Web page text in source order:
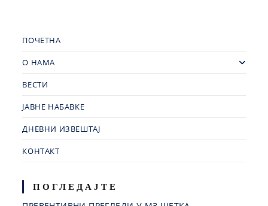
ПОЧЕТНА
О НАМА
ВЕСТИ
ЈАВНЕ НАБАВКЕ
ДНЕВНИ ИЗВЕШТАЈ
КОНТАКТ
ПОГЛЕДАЈТЕ